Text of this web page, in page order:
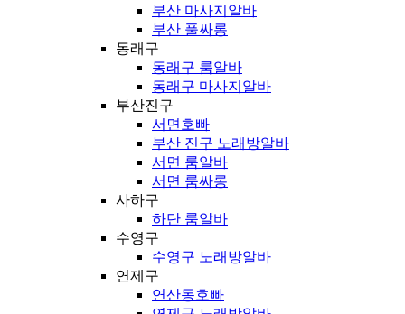
부산 마사지알바
부산 풀싸롱
동래구
동래구 룸알바
동래구 마사지알바
부산진구
서면호빠
부산 진구 노래방알바
서면 룸알바
서면 룸싸롱
사하구
하단 룸알바
수영구
수영구 노래방알바
연제구
연산동호빠